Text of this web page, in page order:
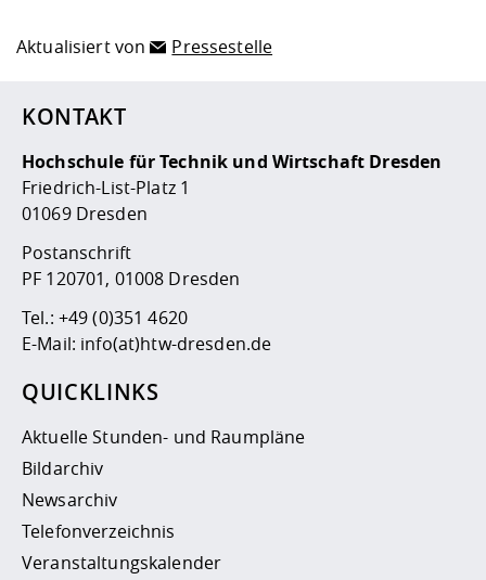
Aktualisiert von Pressestelle
KONTAKT
Hochschule für Technik und Wirtschaft Dresden
Friedrich-List-Platz 1
01069 Dresden
Postanschrift
PF 120701, 01008 Dresden
Tel.: +49 (0)351 4620
E-Mail: info(at)htw-dresden.de
QUICKLINKS
Aktuelle Stunden- und Raumpläne
Bildarchiv
Newsarchiv
Telefonverzeichnis
Veranstaltungskalender